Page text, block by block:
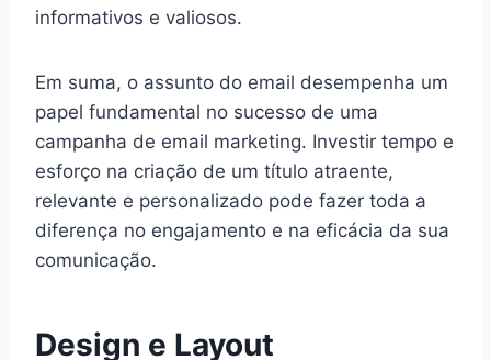
informativos e valiosos.
Em suma, o assunto do email desempenha um
papel fundamental no sucesso de uma
campanha de email marketing. Investir tempo e
esforço na criação de um título atraente,
relevante e personalizado pode fazer toda a
diferença no engajamento e na eficácia da sua
comunicação.
Design e Layout